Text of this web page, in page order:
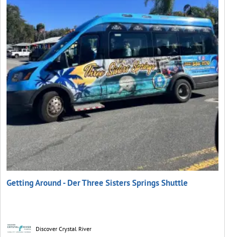
Getting Around - Der Three Sisters Springs Shuttle
Discover Crystal River